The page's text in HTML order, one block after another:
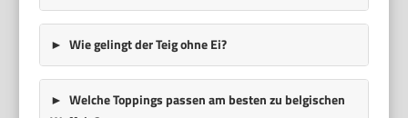
Wie gelingt der Teig ohne Ei?
Welche Toppings passen am besten zu belgischen